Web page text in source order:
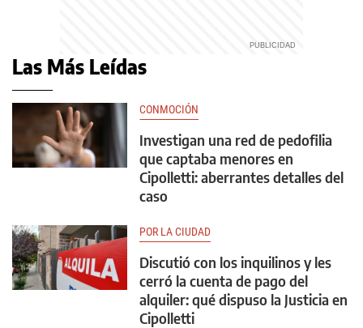
Las Más Leídas
CONMOCIÓN
Investigan una red de pedofilia
que captaba menores en
Cipolletti: aberrantes detalles del
caso
POR LA CIUDAD
Discutió con los inquilinos y les
cerró la cuenta de pago del
alquiler: qué dispuso la Justicia en
Cipolletti